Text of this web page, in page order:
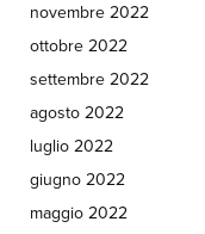
novembre 2022
ottobre 2022
settembre 2022
agosto 2022
luglio 2022
giugno 2022
maggio 2022